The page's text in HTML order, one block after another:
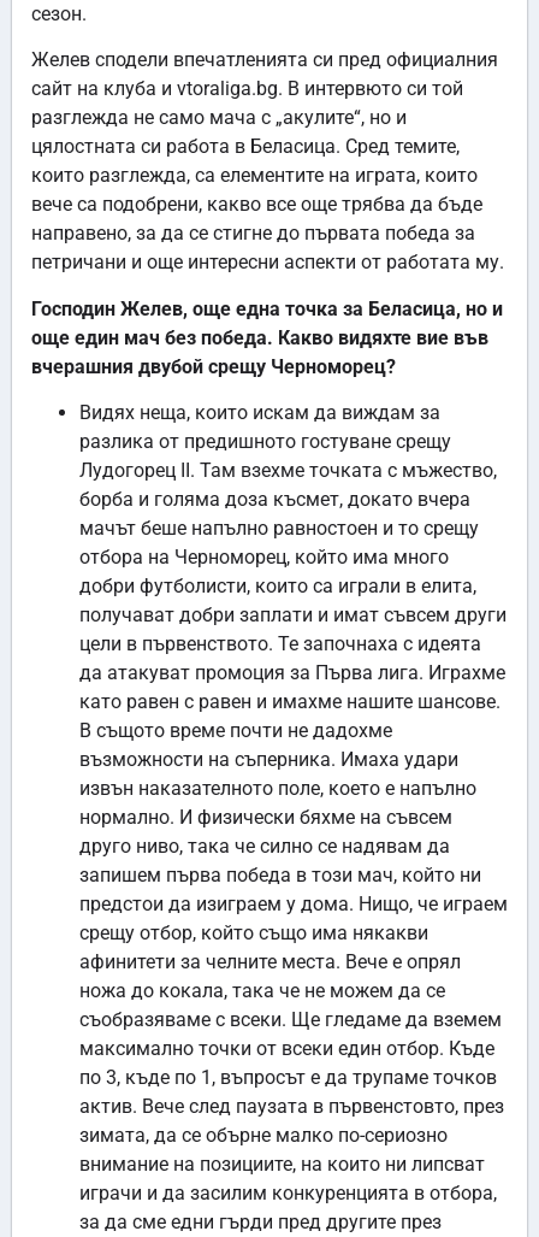
сезон.
Желев сподели впечатленията си пред официалния
сайт на клуба и vtoraliga.bg. В интервюто си той
разглежда не само мача с „акулите“, но и
цялостната си работа в Беласица. Сред темите,
които разглежда, са елементите на играта, които
вече са подобрени, какво все още трябва да бъде
направено, за да се стигне до първата победа за
петричани и още интересни аспекти от работата му.
Господин Желев, още една точка за Беласица, но и
още един мач без победа. Какво видяхте вие във
вчерашния двубой срещу Черноморец?
Видях неща, които искам да виждам за
разлика от предишното гостуване срещу
Лудогорец II. Там взехме точката с мъжество,
борба и голяма доза късмет, докато вчера
мачът беше напълно равностоен и то срещу
отбора на Черноморец, който има много
добри футболисти, които са играли в елита,
получават добри заплати и имат съвсем други
цели в първенството. Те започнаха с идеята
да атакуват промоция за Първа лига. Играхме
като равен с равен и имахме нашите шансове.
В същото време почти не дадохме
възможности на съперника. Имаха удари
извън наказателното поле, което е напълно
нормално. И физически бяхме на съвсем
друго ниво, така че силно се надявам да
запишем първа победа в този мач, който ни
предстои да изиграем у дома. Нищо, че играем
срещу отбор, който също има някакви
афинитети за челните места. Вече е опрял
ножа до кокала, така че не можем да се
съобразяваме с всеки. Ще гледаме да вземем
максимално точки от всеки един отбор. Къде
по 3, къде по 1, въпросът е да трупаме точков
актив. Вече след паузата в първенстовто, през
зимата, да се обърне малко по-сериозно
внимание на позициите, на които ни липсват
играчи и да засилим конкуренцията в отбора,
за да сме едни гърди пред другите през